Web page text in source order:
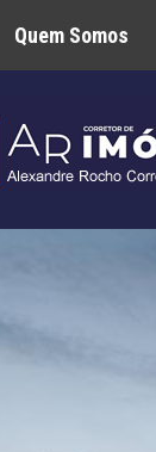
Quem Somos